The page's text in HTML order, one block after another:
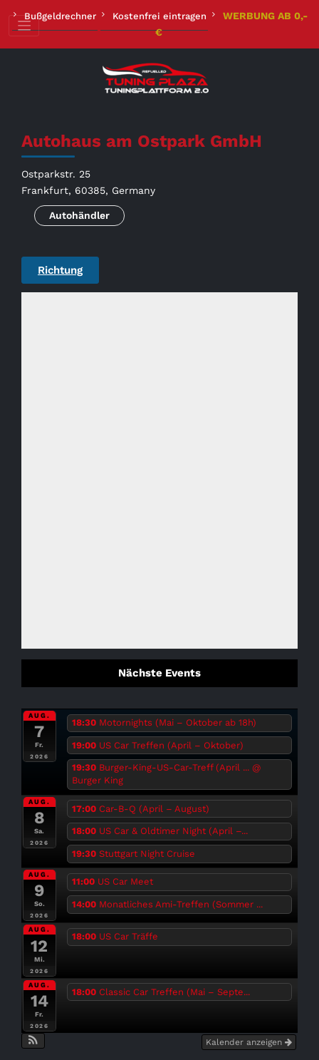
Inhalt
springen
Bußgeldrechner Kostenfrei eintragen
WERBUNG AB 0,-
€
Autohaus am Ostpark GmbH
Ostparkstr. 25
Frankfurt, 60385, Germany
Autohändler
Richtung
Nächste Events
AUG.
7
Fr.
2026
18:30 Motornights (Mai – Oktober ab 18h)
19:00 US Car Treffen (April – Oktober)
19:30 Burger-King-US-Car-Treff (April ... @
Burger King
AUG.
8
Sa.
2026
17:00 Car-B-Q (April – August)
18:00 US Car & Oldtimer Night (April –...
19:30 Stuttgart Night Cruise
AUG.
9
So.
2026
11:00 US Car Meet
14:00 Monatliches Ami-Treffen (Sommer ...
AUG.
12
Mi.
2026
18:00 US Car Träffe
AUG.
14
Fr.
2026
18:00 Classic Car Treffen (Mai – Septe...
Kalender anzeigen